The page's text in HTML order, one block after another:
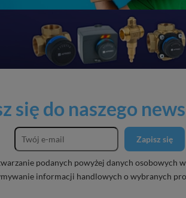
się do naszego
Zapisz się
podanych powyżej danych osobowych
informacji handlowych o wybranych